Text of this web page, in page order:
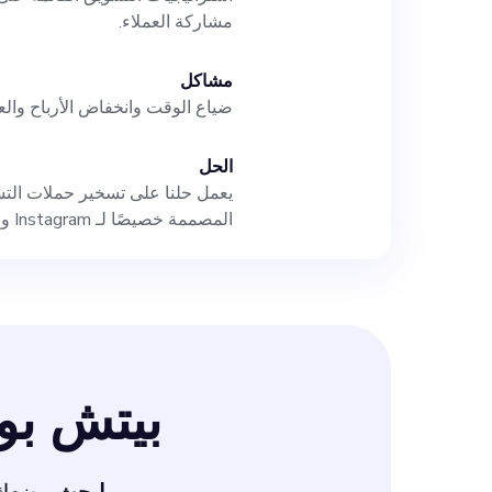
الهدف -
بالتواصل
التشغيل تثير
مشاركة العملاء.
مشاكل
ضياع الوقت وانخفاض الأرباح
الحل
يعمل حلنا على تسخير حملات
المصممة خصيصًا لـ Instagram و TikTok، لتعزيز رؤية العلامة التجارية والأرباح.
بيتش